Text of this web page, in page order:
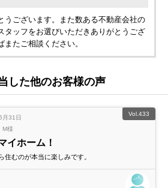
うございます。また数ある不動産会社の
タッフをお選びいただきありがとうござ
たご相談ください。
した他のお客様の声
Vol.433
31日
様
イホーム！
住むのが本当に楽しみです。